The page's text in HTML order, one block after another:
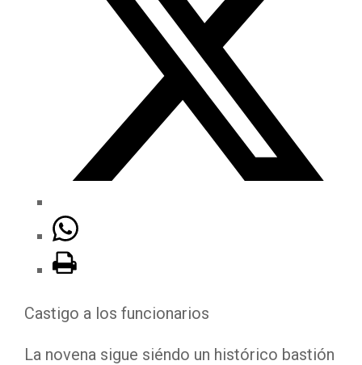
Castigo a los funcionarios
La novena sigue siéndo un histórico bastión